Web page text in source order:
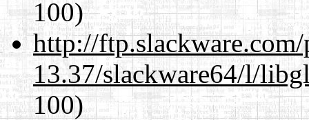
100)
http://
13.37/slackware64/l/
100)